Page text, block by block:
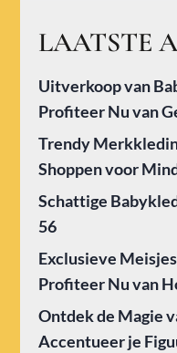
LAATSTE
Uitverkoop van
Profiteer Nu van
Trendy
Shoppen voor
Schattige
56
Exclusieve
Profiteer Nu van
Ontdek de Magie
Accentueer je